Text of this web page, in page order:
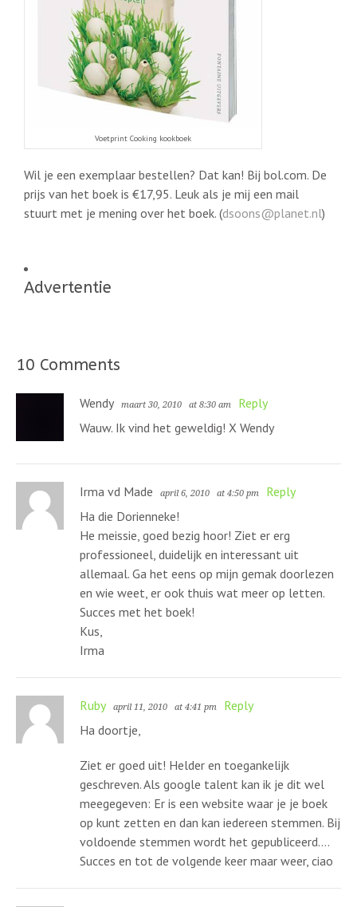
Voetprint Cooking kookboek
Wil je een exemplaar bestellen? Dat kan! Bij bol.com. De
prijs van het boek is €17,95. Leuk als je mij een mail
stuurt met je mening over het boek. (dsoons@planet.nl)
Advertentie
10 Comments
Wendy maart 30, 2010 at 8:30 am
Reply
Wauw. Ik vind het geweldig! X Wendy
Irma vd Made april 6, 2010 at 4:50 pm
Reply
Ha die Dorienneke!
He meissie, goed bezig hoor! Ziet er erg
professioneel, duidelijk en interessant uit
allemaal. Ga het eens op mijn gemak doorlezen
en wie weet, er ook thuis wat meer op letten.
Succes met het boek!
Kus,
Irma
Ruby april 11, 2010 at 4:41 pm
Reply
Ha doortje,
Ziet er goed uit! Helder en toegankelijk
geschreven. Als google talent kan ik je dit wel
meegegeven: Er is een website waar je je boek
op kunt zetten en dan kan iedereen stemmen. Bij
voldoende stemmen wordt het gepubliceerd….
Succes en tot de volgende keer maar weer, ciao